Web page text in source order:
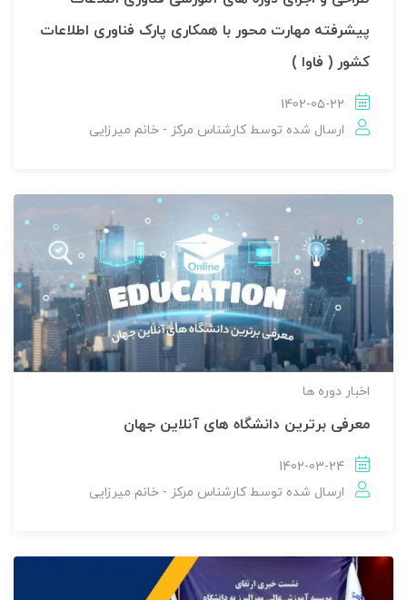
پیشرفته مهارت محور با همکاری پارک فناوری اطلاعات
کشور ( فاوا )
1402-05-22
ارسال شده توسطکارشناس مرکز - خانم میرزایی
اخبار دوره ها
معرفی برترین دانشگاه های آنلاین جهان
1402-03-24
ارسال شده توسطکارشناس مرکز - خانم میرزایی